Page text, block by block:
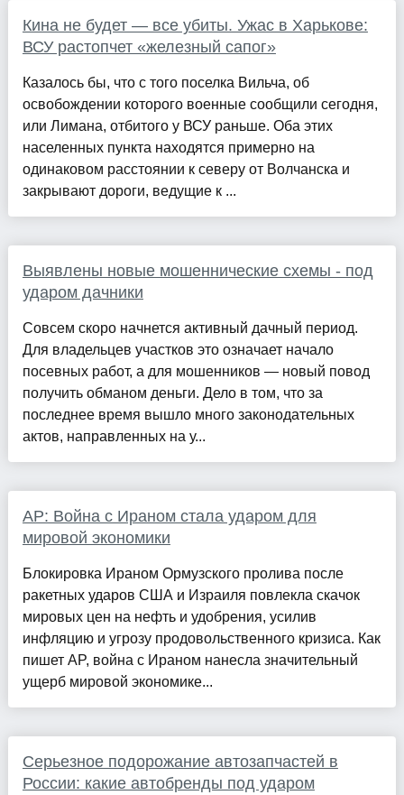
Кина не будет — все убиты. Ужас в Харькове:
ВСУ растопчет «железный сапог»
Казалось бы, что с того поселка Вильча, об
освобождении которого военные сообщили сегодня,
или Лимана, отбитого у ВСУ раньше. Оба этих
населенных пункта находятся примерно на
одинаковом расстоянии к северу от Волчанска и
закрывают дороги, ведущие к ...
Выявлены новые мошеннические схемы - под
ударом дачники
Совсем скоро начнется активный дачный период.
Для владельцев участков это означает начало
посевных работ, а для мошенников — новый повод
получить обманом деньги. Дело в том, что за
последнее время вышло много законодательных
актов, направленных на у...
AP: Война с Ираном стала ударом для
мировой экономики
Блокировка Ираном Ормузского пролива после
ракетных ударов США и Израиля повлекла скачок
мировых цен на нефть и удобрения, усилив
инфляцию и угрозу продовольственного кризиса. Как
пишет AP, война с Ираном нанесла значительный
ущерб мировой экономике...
Серьезное подорожание автозапчастей в
России: какие автобренды под ударом